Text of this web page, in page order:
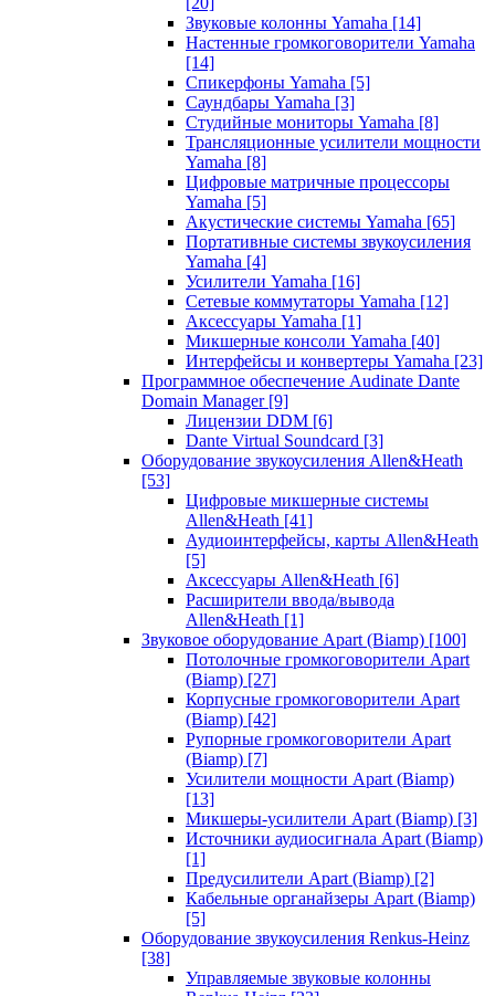
Звуковые колонны Yamaha [14]
Настенные громкоговорители Yamaha
[14]
Спикерфоны Yamaha [5]
Саундбары Yamaha [3]
Студийные мониторы Yamaha [8]
Трансляционные усилители мощности
Yamaha [8]
Цифровые матричные процессоры
Yamaha [5]
Акустические системы Yamaha [65]
Портативные системы звукоусиления
Yamaha [4]
Усилители Yamaha [16]
Сетевые коммутаторы Yamaha [12]
Аксессуары Yamaha [1]
Микшерные консоли Yamaha [40]
Интерфейсы и конвертеры Yamaha [23]
Программное обеспечение Audinate Dante
Domain Manager [9]
Лицензии DDM [6]
Dante Virtual Soundcard [3]
Оборудование звукоусиления Allen&Heath
[53]
Цифровые микшерные системы
Allen&Heath [41]
Аудиоинтерфейсы, карты Allen&Heath
[5]
Аксессуары Allen&Heath [6]
Расширители ввода/вывода
Allen&Heath [1]
Звуковое оборудование Apart (Biamp) [100]
Потолочные громкоговорители Apart
(Biamp) [27]
Корпусные громкоговорители Apart
(Biamp) [42]
Рупорные громкоговорители Apart
(Biamp) [7]
Усилители мощности Apart (Biamp)
[13]
Микшеры-усилители Apart (Biamp) [3]
Источники аудиосигнала Apart (Biamp)
[1]
Предусилители Apart (Biamp) [2]
Кабельные органайзеры Apart (Biamp)
[5]
Оборудование звукоусиления Renkus-Heinz
[38]
Управляемые звуковые колонны